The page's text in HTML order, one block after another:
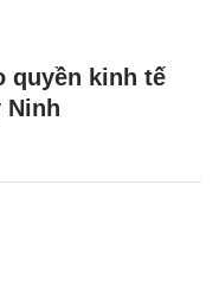
quyền kinh tế
Ninh